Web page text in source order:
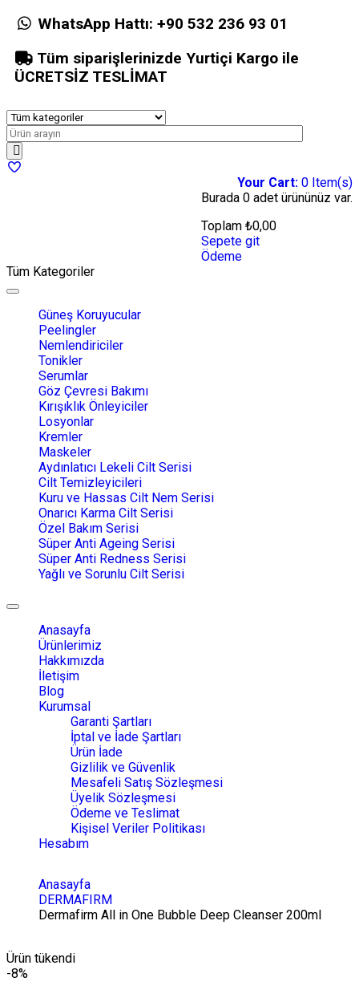
WhatsApp Hattı: +90 532 236 93 01
Tüm siparişlerinizde Yurtiçi Kargo ile
ÜCRETSİZ TESLİMAT
Your Cart: 0 Item(s)
Burada 0 adet ürününüz var.
Toplam ₺0,00
Sepete git
Ödeme
Tüm Kategoriler
Toggle
navigationGüneş Koruyucular
Peelingler
Nemlendiriciler
Tonikler
Serumlar
Göz Çevresi Bakımı
Kırışıklık Önleyiciler
Losyonlar
Kremler
Maskeler
Aydınlatıcı Lekeli Cilt Serisi
Cilt Temizleyicileri
Kuru ve Hassas Cilt Nem Serisi
Onarıcı Karma Cilt Serisi
Özel Bakım Serisi
Süper Anti Ageing Serisi
Süper Anti Redness Serisi
Yağlı ve Sorunlu Cilt Serisi
Toggle
navigationAnasayfa
Ürünlerimiz
Hakkımızda
İletişim
Blog
Kurumsal
Garanti Şartları
İptal ve İade Şartları
Ürün İade
Gizlilik ve Güvenlik
Mesafeli Satış Sözleşmesi
Üyelik Sözleşmesi
Ödeme ve Teslimat
Kişisel Veriler Politikası
Hesabım
Anasayfa
DERMAFIRM
Dermafirm All in One Bubble Deep Cleanser 200ml
Ürün tükendi
-8%